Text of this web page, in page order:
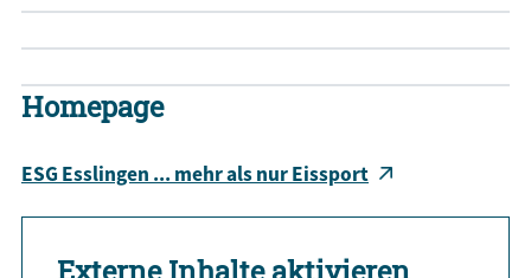
Homepage
ESG Esslingen ... mehr als nur Eissport